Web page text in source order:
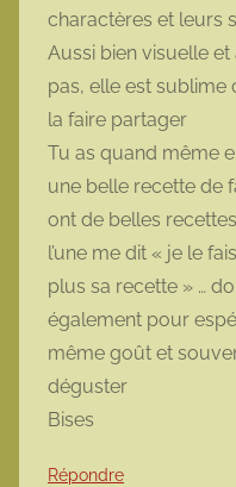
charactères et leurs
Aussi bien visuelle
pas, elle est sublime
la faire partager
Tu as quand même
une belle recette de
ont de belles
l’une me dit « je le
plus sa recette » …
également pour
même goût et
déguster
Bises
Répondre